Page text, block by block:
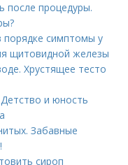
после процедуры.
порядке симптомы у
щитовидной железы
Хрустящее тесто
и юность
Забавные
сироп